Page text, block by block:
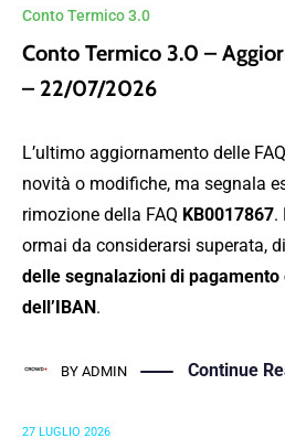
Conto Termico 3.0
Conto Termico 3.0 –
– 22/07/2026
L’ultimo aggiornamento delle
novità o modifiche, ma segnala
rimozione della FAQ KB0017867.
ormai da considerarsi superata,
delle segnalazioni di
dell’IBAN.
BY ADMIN Continue
27 LUGLIO 2026